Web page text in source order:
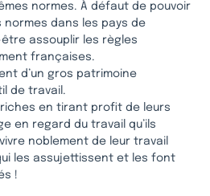
normes. À défaut de pouvoir
normes dans les pays de
assouplir les règles
françaises.
d’un gros patrimoine
de travail.
riches en tirant profit de leurs
en regard du travail qu’ils
noblement de leur travail
les assujettissent et les font
!